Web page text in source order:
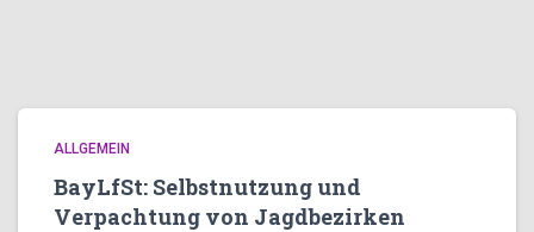
ALLGEMEIN
BayLfSt: Selbstnutzung und
Verpachtung von Jagdbezirken